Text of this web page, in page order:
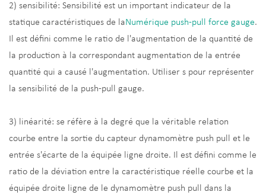
2) sensibilité: Sensibilité est un important indicateur de la
statique caractéristiques de laNumérique push-pull force gauge.
Il est défini comme le ratio de l'augmentation de la quantité de
la production à la correspondant augmentation de la entrée
quantité qui a causé l'augmentation. Utiliser s pour représenter
la sensibilité de la push-pull gauge.
3) linéarité: se réfère à la degré que la véritable relation
courbe entre la sortie du capteur dynamomètre push pull et le
entrée s'écarte de la équipée ligne droite. Il est défini comme le
ratio de la déviation entre la caractéristique réelle courbe et la
équipée droite ligne de le dynamomètre push pull dans la